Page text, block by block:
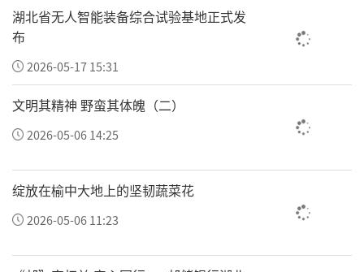
中国驻胡志明市总领事馆副总领事徐州在致辞
中指出，当前中越关系正处于历史最好时期。本次
活动契合两国医疗领域合作需求，为双方在跨境就
医、远程医疗、健康保险等领域的深入合作搭建了
重要平台，也将为越南引入优质医疗资源、推动跨
境医疗合作提供可复制、可推广的范本。他表示，
动中越医疗健康领域交流合作不断走深走实，为两
国人民带来更多实实在在的利益。
作为主办方代表，环球网副总经理李留申表
湖北省无人智能装备综合试验基地正式发
布
2026-05-17 15:31
文明其精神 野蛮其体魄（二）
2026-05-06 14:25
绽放在榆中大地上的坚韧蔬菜花
2026-05-06 11:23